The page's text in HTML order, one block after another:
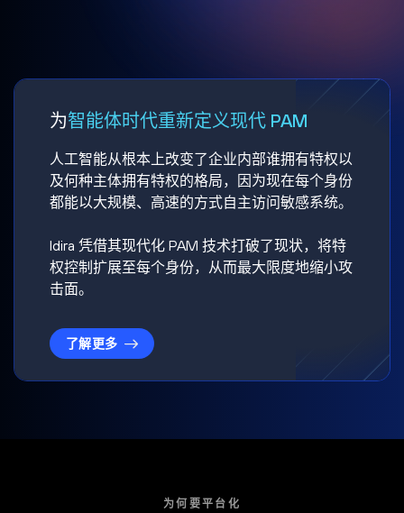
为智能体时代重新定义现代 PAM
人工智能从根本上改变了企业内部谁拥有特权以
及何种主体拥有特权的格局，因为现在每个身份
都能以大规模、高速的方式自主访问敏感系统。
Idira 凭借其现代化 PAM 技术打破了现状，将特
权控制扩展至每个身份，从而最大限度地缩小攻
击面。
了解更多
为何要平台化